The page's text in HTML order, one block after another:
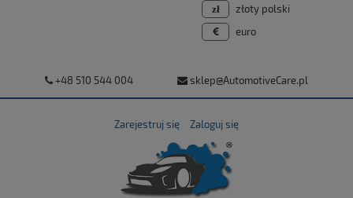
+48 510 544 004 sklep@AutomotiveCare.pl
Zarejestruj się Zaloguj się
złoty polski
euro